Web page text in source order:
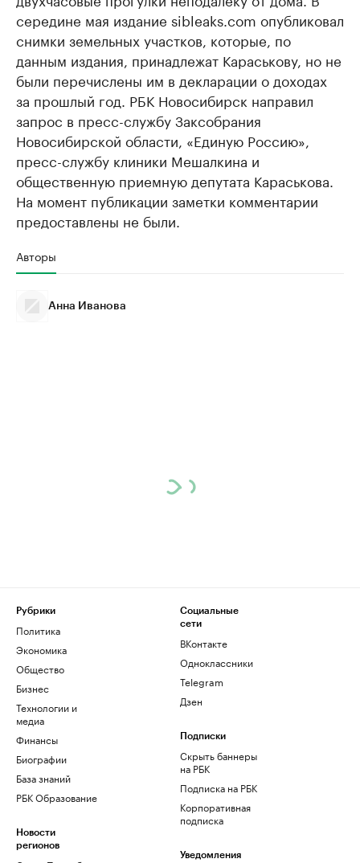
середине мая издание sibleaks.com опубликовал
снимки земельных участков, которые, по
данным издания, принадлежат Караськову, но не
были перечислены им в декларации о доходах
за прошлый год. РБК Новосибирск направил
запрос в пресс-службу Заксобрания
Новосибирской области, «Единую Россию»,
пресс-службу клиники Мешалкина и
общественную приемную депутата Караськова.
На момент публикации заметки комментарии
предоставлены не были.
Авторы
Анна Иванова
Рубрики
Политика
Экономика
Общество
Бизнес
Технологии и
медиа
Финансы
Биографии
База знаний
РБК Образование
Новости
регионов
Социальные
сети
ВКонтакте
Одноклассники
Telegram
Дзен
Подписки
Скрыть баннеры
на РБК
Подписка на РБК
Корпоративная
подписка
Уведомления